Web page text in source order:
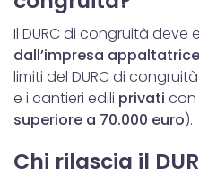
Il DURC di congruità deve
dall’impresa appaltatrice
limiti del DURC di
e i cantieri edili privati con
superiore a 70.000 euro).
Chi rilascia il